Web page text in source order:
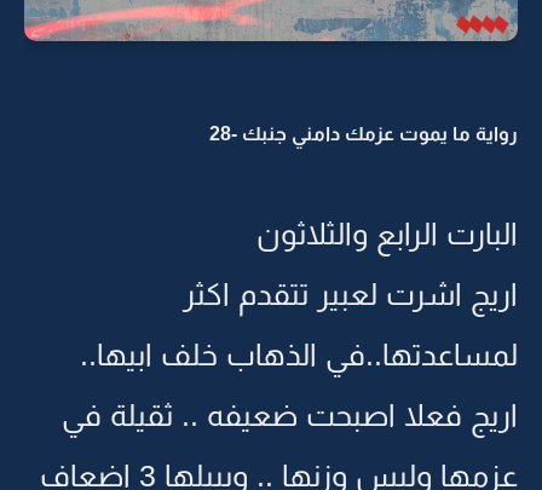
رواية ما يموت عزمك دامني جنبك -28
البارت الرابع والثلاثون
اريج اشرت لعبير تتقدم اكثر
لمساعدتها..في الذهاب خلف ابيها..
اريج فعلا اصبحت ضعيفه .. ثقيلة في
عزمها وليس وزنها .. ويبيلها 3 اضعاف